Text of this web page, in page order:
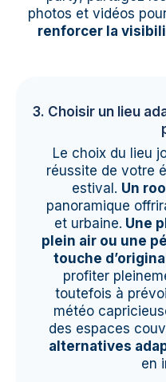
photos et vidéos
renforcer la
3. Choisir un lieu
Le choix du lieu
réussite de votre
estival. Un
panoramique
et urbaine. Une
plein air ou une
touche
profiter
toutefois à
météo
des espaces
alternatives
en